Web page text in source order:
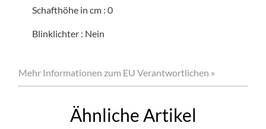
Schafthöhe in cm : 0
Blinklichter : Nein
Mehr Informationen zum EU Verantwortlichen »
Ähnliche Artikel